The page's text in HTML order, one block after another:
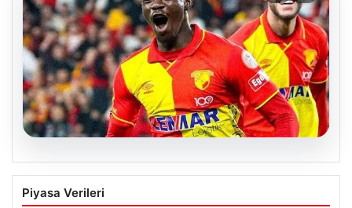
Göztepe para basacak! Yine dev satış
geliyor
Piyasa Verileri